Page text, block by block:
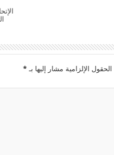
الحقول الإلزامية مشار إليها بـ *